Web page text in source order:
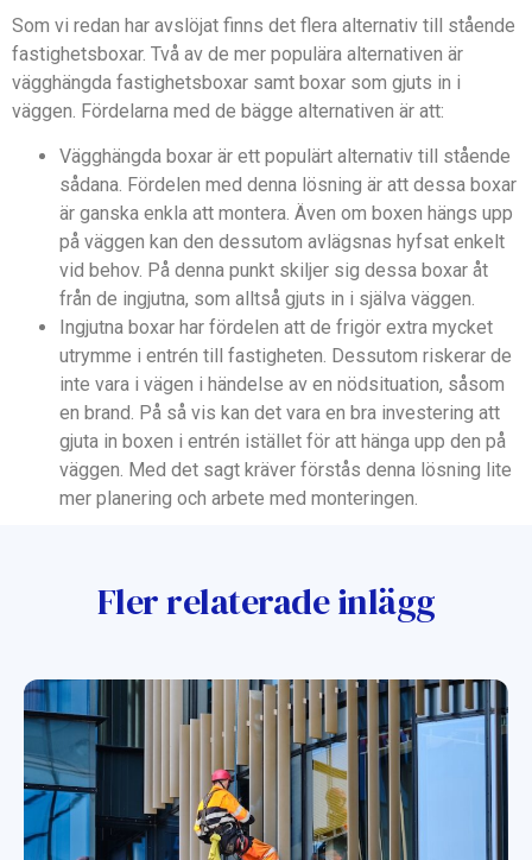
Som vi redan har avslöjat finns det flera alternativ till stående
fastighetsboxar. Två av de mer populära alternativen är
vägghängda fastighetsboxar samt boxar som gjuts in i
väggen. Fördelarna med de bägge alternativen är att:
Vägghängda boxar är ett populärt alternativ till stående
sådana. Fördelen med denna lösning är att dessa boxar
är ganska enkla att montera. Även om boxen hängs upp
på väggen kan den dessutom avlägsnas hyfsat enkelt
vid behov. På denna punkt skiljer sig dessa boxar åt
från de ingjutna, som alltså gjuts in i själva väggen.
Ingjutna boxar har fördelen att de frigör extra mycket
utrymme i entrén till fastigheten. Dessutom riskerar de
inte vara i vägen i händelse av en nödsituation, såsom
en brand. På så vis kan det vara en bra investering att
gjuta in boxen i entrén istället för att hänga upp den på
väggen. Med det sagt kräver förstås denna lösning lite
mer planering och arbete med monteringen.
Fler relaterade inlägg